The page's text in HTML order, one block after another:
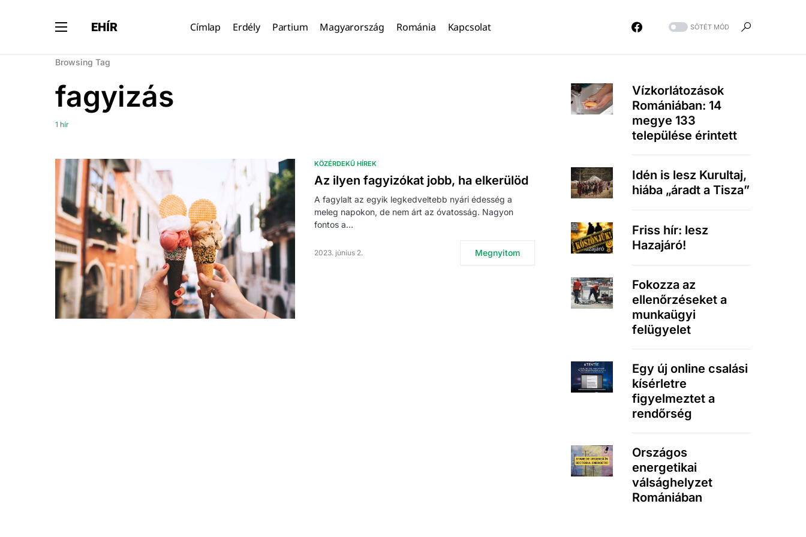
EHÍR Címlap Erdély Partium Magyarország Románia Kapcsolat SÖTÉT MÓD
Browsing Tag
fagyizás
1 hír
KÖZÉRDEKŰ HÍREK
Az ilyen fagyizókat jobb, ha elkerülöd
A fagylalt az egyik legkedveltebb nyári édesség a
meleg napokon, de nem árt az óvatosság. Nagyon
fontos a…
2023. június 2. Megnyitom
Vízkorlátozások
Romániában: 14
megye 133
települése érintett
Idén is lesz Kurultaj,
hiába „áradt a Tisza”
Friss hír: lesz
Hazajáró!
Fokozza az
ellenőrzéseket a
munkaügyi
felügyelet
Egy új online csalási
kísérletre
figyelmeztet a
rendőrség
Országos
energetikai
válsághelyzet
Romániában